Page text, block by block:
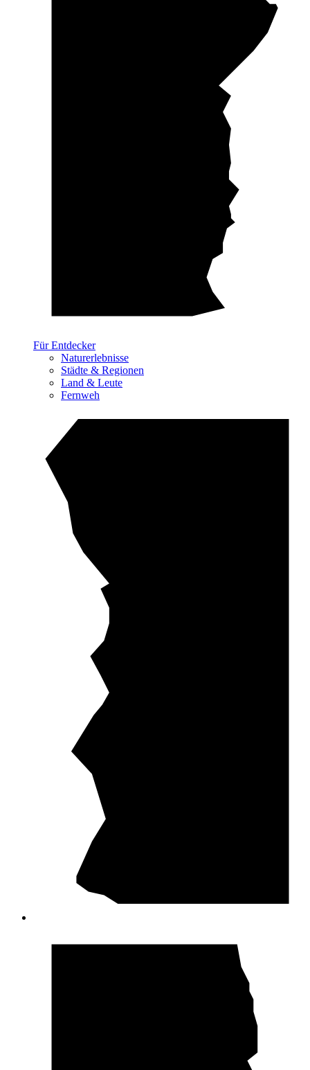
Für Entdecker
Naturerlebnisse
Städte & Regionen
Land & Leute
Fernweh